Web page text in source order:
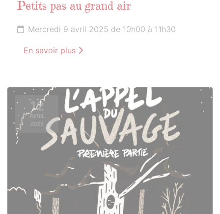
Petits pas au grand air
Mercredi 9 avril 2025 de 10h00 à 11h30
En savoir plus
12
AVRIL
2025